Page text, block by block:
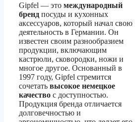
Gipfel — это международный
бренд посуды и кухонных
аксессуаров, который начал свою
деятельность в Германии. Он
известен своим разнообразием
продукции, включающим
кастрюли, сковородки, ножи и
многое другое. Основанный в
1997 году, Gipfel стремится
сочетать высокое немецкое
качество с доступностью.
Продукция бренда отличается
долговечностью и